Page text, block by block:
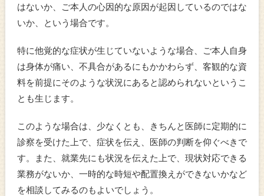
はないか、ご本人の心因的な原因が起因しているのではな
いか、という場合です。
特に他覚的な症状が生じていないような場合、ご本人自身
は身体が痛い、不具合があるにもかかわらず、客観的な資
料を前提にそのような状況にあると認められないというこ
とも生じます。
このような場合は、少なくとも、きちんと医師に定期的に
診察を受けた上で、症状を伝え、医師の判断を仰ぐべきで
す。また、就業先にも状況を伝えた上で、現状対応できる
業務がないか、一時的な時短や配置換えができないかなど
を相談してみるのもよいでしょう。